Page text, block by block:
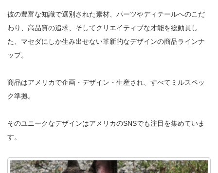
彼の豊富な知識で選別された素材、パーツやディテールへのこだ
わり、高品質の追求、そしてクリエイティブな才能を総動員し
た、マセダにしか生み出せない革新的なデザインの商品ラインナ
ップ。
商品はアメリカで企画・デザイン・生産され、すべてミルスペッ
ク準拠。
そのユニークなデザインはアメリカのSNSでも注目を集めていま
す。